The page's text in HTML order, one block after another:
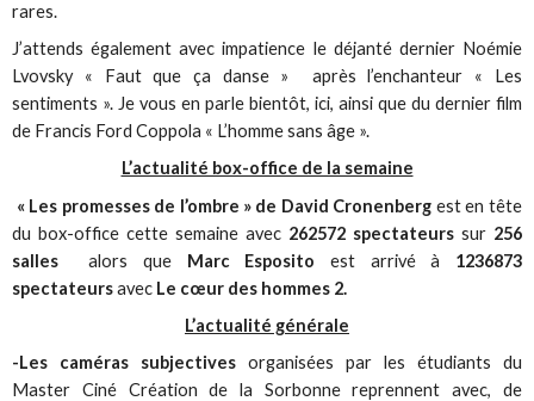
rares.
J’attends également avec impatience le déjanté dernier Noémie
Lvovsky « Faut que ça danse » après l’enchanteur « Les
sentiments ». Je vous en parle bientôt, ici, ainsi que du dernier film
de Francis Ford Coppola « L’homme sans âge ».
L’actualité box-office de la semaine
« Les promesses de l’ombre » de David Cronenberg est en tête
du box-office cette semaine avec 262572 spectateurssur 256
salles alors que Marc Esposito est arrivé à 1236873
spectateursavec Le cœur des hommes 2.
L’actualité générale
-Les caméras subjectives organisées par les étudiants du
Master Ciné Création de la Sorbonne reprennent avec, de